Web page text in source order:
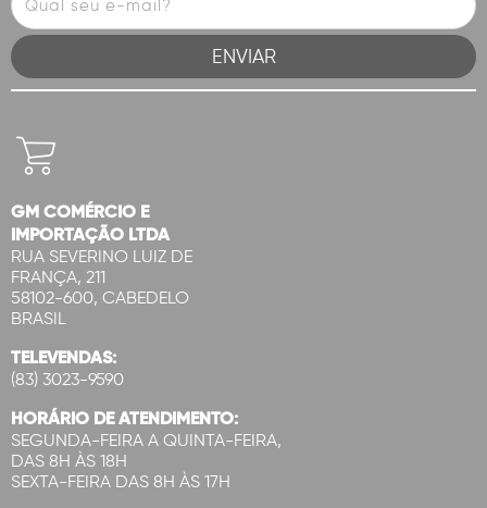
GM COMÉRCIO E
IMPORTAÇÃO LTDA
RUA SEVERINO LUIZ DE
FRANÇA, 211
58102-600, CABEDELO
BRASIL
TELEVENDAS:
(83) 3023-9590
HORÁRIO DE ATENDIMENTO:
SEGUNDA-FEIRA A QUINTA-FEIRA,
DAS 8H ÀS 18H
SEXTA-FEIRA DAS 8H ÀS 17H